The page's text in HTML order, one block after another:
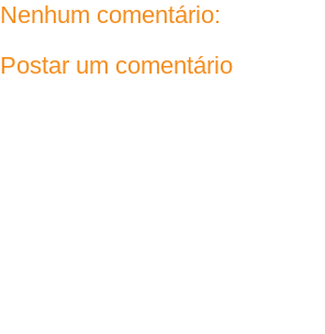
Nenhum comentário:
Postar um comentário